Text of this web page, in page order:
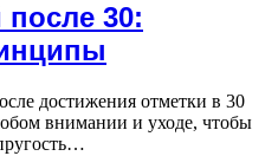
после 30:
достижения отметки в 30
внимании и уходе, чтобы